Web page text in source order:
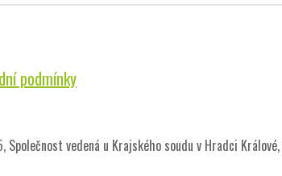
podmínky
vedená u Krajského soudu v Hradci